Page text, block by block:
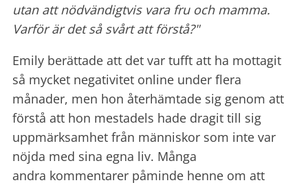
utan att nödvändigtvis vara fru och mamma.
Varför är det så svårt att förstå?"
Emily berättade att det var tufft att ha mottagit
så mycket negativitet online under flera
månader, men hon återhämtade sig genom att
förstå att hon mestadels hade dragit till sig
uppmärksamhet från människor som inte var
nöjda med sina egna liv. Många
andra kommentarer påminde henne om att